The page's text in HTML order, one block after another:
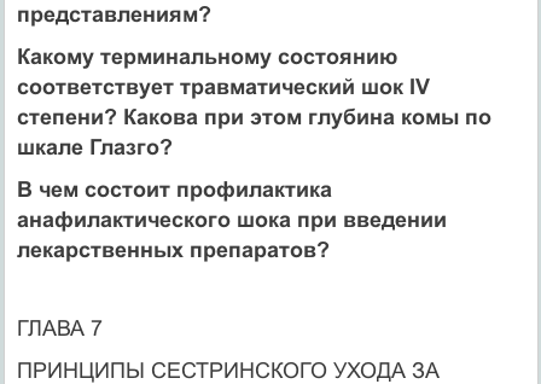
представлениям?
Какому терминальному состоянию
соответствует травматический шок IV
степени? Какова при этом глубина комы по
шкале Глазго?
В чем состоит профилактика
анафилактического шока при введении
лекарственных препаратов?
ГЛАВА 7
ПРИНЦИПЫ СЕСТРИНСКОГО УХОДА ЗА